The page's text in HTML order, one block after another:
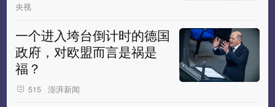
央视
一个进入垮台倒计时的德国
政府，对欧盟而言是祸是
福？
515 澎湃新闻